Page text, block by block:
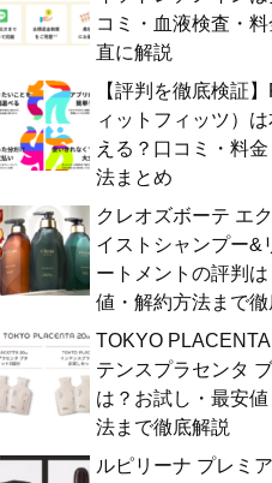
コミ・血液検査・
直に解説
【評判を徹底検証
ィットフィッツ）
える？口コミ・料
法まとめ
クレオズボーテ エ
イストシャンプー&
ートメントの評判
値・解約方法まで徹
TOKYO
テンスプラセンタ
は？お試し・最安
法まで徹底解説
ルピリーナ プレミ